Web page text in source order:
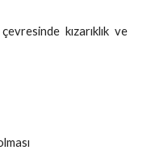
kızarıklık ve